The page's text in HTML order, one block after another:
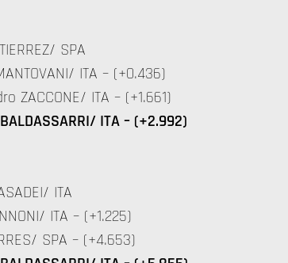
SPA
ITA – (+0.436)
ZACCONE/ ITA – (+1.661)
ITA – (+2.992)
ITA
ITA – (+1.225)
SPA – (+4.653)